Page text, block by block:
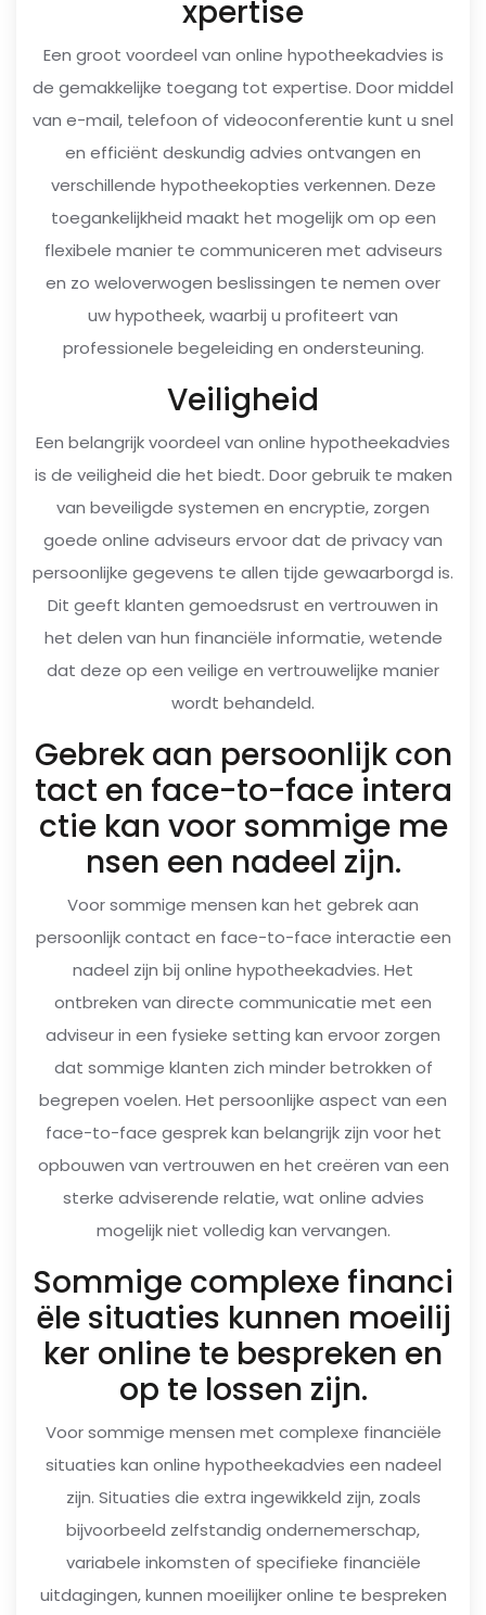
xpertise
Een groot voordeel van online hypotheekadvies is
de gemakkelijke toegang tot expertise. Door middel
van e-mail, telefoon of videoconferentie kunt u snel
en efficiënt deskundig advies ontvangen en
verschillende hypotheekopties verkennen. Deze
toegankelijkheid maakt het mogelijk om op een
flexibele manier te communiceren met adviseurs
en zo weloverwogen beslissingen te nemen over
uw hypotheek, waarbij u profiteert van
professionele begeleiding en ondersteuning.
Veiligheid
Een belangrijk voordeel van online hypotheekadvies
is de veiligheid die het biedt. Door gebruik te maken
van beveiligde systemen en encryptie, zorgen
goede online adviseurs ervoor dat de privacy van
persoonlijke gegevens te allen tijde gewaarborgd is.
Dit geeft klanten gemoedsrust en vertrouwen in
het delen van hun financiële informatie, wetende
dat deze op een veilige en vertrouwelijke manier
wordt behandeld.
Gebrek aan persoonlijk con
tact en face-to-face intera
ctie kan voor sommige me
nsen een nadeel zijn.
Voor sommige mensen kan het gebrek aan
persoonlijk contact en face-to-face interactie een
nadeel zijn bij online hypotheekadvies. Het
ontbreken van directe communicatie met een
adviseur in een fysieke setting kan ervoor zorgen
dat sommige klanten zich minder betrokken of
begrepen voelen. Het persoonlijke aspect van een
face-to-face gesprek kan belangrijk zijn voor het
opbouwen van vertrouwen en het creëren van een
sterke adviserende relatie, wat online advies
mogelijk niet volledig kan vervangen.
Sommige complexe financi
ële situaties kunnen moeilij
ker online te bespreken en
op te lossen zijn.
Voor sommige mensen met complexe financiële
situaties kan online hypotheekadvies een nadeel
zijn. Situaties die extra ingewikkeld zijn, zoals
bijvoorbeeld zelfstandig ondernemerschap,
variabele inkomsten of specifieke financiële
uitdagingen, kunnen moeilijker online te bespreken